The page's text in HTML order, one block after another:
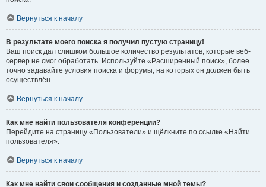
Вернуться к началу
В результате моего поиска я получил пустую страницу!
Ваш поиск дал слишком большое количество результатов, которые веб-
сервер не смог обработать. Используйте «Расширенный поиск», более
точно задавайте условия поиска и форумы, на которых он должен быть
осуществлён.
Вернуться к началу
Как мне найти пользователя конференции?
Перейдите на страницу «Пользователи» и щёлкните по ссылке «Найти
пользователя».
Вернуться к началу
Как мне найти свои сообщения и созданные мной темы?